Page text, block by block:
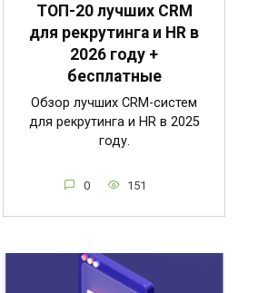
ТОП-20 лучших CRM
для рекрутинга и HR в
2026 году +
бесплатные
Обзор лучших CRM-систем
для рекрутинга и HR в 2025
году.
0 151